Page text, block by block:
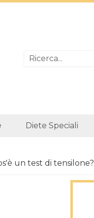
Diete Speciali
un test di tensilone?